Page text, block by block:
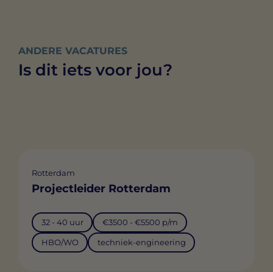
ANDERE VACATURES
Is dit iets voor jou?
Rotterdam
Projectleider Rotterdam
32 - 40 uur €3500 - €5500 p/m
HBO/WO techniek-engineering